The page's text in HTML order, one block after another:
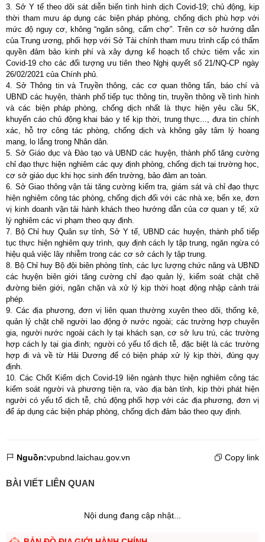
3. Sở Y tế theo dõi sát diễn biến tình hình dịch Covid-19; chủ động, kịp
thời tham mưu áp dụng các biện pháp phòng, chống dịch phù hợp với
mức độ nguy cơ, không “ngăn sông, cấm chợ”. Trên cơ sở hướng dẫn
của Trung ương, phối hợp với Sở Tài chính tham mưu trình cấp có thẩm
quyền đảm bảo kinh phí và xây dựng kế hoạch tổ chức tiêm vắc xin
Covid-19 cho các đối tượng ưu tiên theo Nghị quyết số 21/NQ-CP ngày
26/02/2021 của Chính phủ.
4. Sở Thông tin và Truyền thông, các cơ quan thông tấn, báo chí và
UBND các huyện, thành phố tiếp tục thông tin, truyền thông về tình hình
và các biện pháp phòng, chống dịch nhất là thực hiện yêu cầu 5K,
khuyến cáo chủ động khai báo y tế kịp thời, trung thực..., đưa tin chính
xác, hỗ trợ công tác phòng, chống dịch và không gây tâm lý hoang
mang, lo lắng trong Nhân dân.
5. Sở Giáo dục và Đào tạo và UBND các huyện, thành phố tăng cường
chỉ đạo thực hiện nghiêm các quy định phòng, chống dịch tại trường học,
cơ sở giáo dục khi học sinh đến trường, bảo đảm an toàn.
6. Sở Giao thông vận tải tăng cường kiểm tra, giám sát và chỉ đạo thực
hiện nghiêm công tác phòng, chống dịch đối với các nhà xe, bến xe, đơn
vị kinh doanh vận tải hành khách theo hướng dẫn của cơ quan y tế; xử
lý nghiêm các vi phạm theo quy định.
7. Bộ Chỉ huy Quân sự tỉnh, Sở Y tế, UBND các huyện, thành phố tiếp
tục thực hiện nghiêm quy trình, quy định cách ly tập trung, ngăn ngừa có
hiệu quả việc lây nhiễm trong các cơ sở cách ly tập trung.
8. Bộ Chỉ huy Bộ đội biên phòng tỉnh, các lực lượng chức năng và UBND
các huyện biên giới tăng cường chỉ đạo quản lý, kiểm soát chặt chẽ
đường biên giới, ngăn chặn và xử lý kịp thời hoạt động nhập cảnh trái
phép.
9. Các địa phương, đơn vị liên quan thường xuyên theo dõi, thống kê,
quản lý chặt chẽ người lao động ở nước ngoài; các trường hợp chuyên
gia, người nước ngoài cách ly tại khách sạn, cơ sở lưu trú, các trường
hợp cách ly tại gia đình; người có yếu tố dịch tễ, đặc biệt là các trường
hợp đi và về từ Hải Dương để có biện pháp xử lý kịp thời, đúng quy
định.
10. Các Chốt Kiểm dịch Covid-19 liên ngành thực hiện nghiêm công tác
kiểm soát người và phương tiện ra, vào địa bàn tỉnh, kịp thời phát hiện
người có yếu tố dịch tễ, chủ động phối hợp với các địa phương, đơn vị
để áp dụng các biện pháp phòng, chống dịch đảm bảo theo quy định.
Nguồn:vpubnd.laichau.gov.vn Copy link
BÀI VIẾT LIÊN QUAN
Nội dung đang cập nhật...